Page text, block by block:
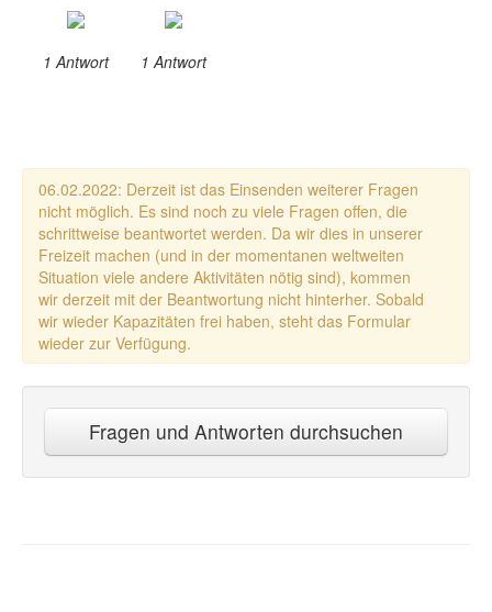
1 Antwort 1 Antwort
06.02.2022: Derzeit ist das Einsenden weiterer Fragen
nicht möglich. Es sind noch zu viele Fragen offen, die
schrittweise beantwortet werden. Da wir dies in unserer
Freizeit machen (und in der momentanen weltweiten
Situation viele andere Aktivitäten nötig sind), kommen
wir derzeit mit der Beantwortung nicht hinterher. Sobald
wir wieder Kapazitäten frei haben, steht das Formular
wieder zur Verfügung.
Fragen und Antworten durchsuchen